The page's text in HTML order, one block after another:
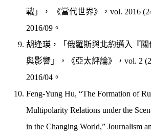
戰」， 《當代世界》，vol. 2016
2016/09。
胡逢瑛，「俄羅斯與北約邁入『
與影響」，《亞太評論》，vol. 2
2016/04。
Feng-Yung Hu, “The Formation of
Multipolarity Relations under the
in the Changing World,” Journalism